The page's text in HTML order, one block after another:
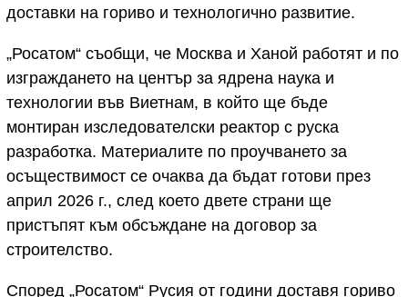
доставки на гориво и технологично развитие.
„Росатом“ съобщи, че Москва и Ханой работят и по
изграждането на център за ядрена наука и
технологии във Виетнам, в който ще бъде
монтиран изследователски реактор с руска
разработка. Материалите по проучването за
осъществимост се очаква да бъдат готови през
април 2026 г., след което двете страни ще
пристъпят към обсъждане на договор за
строителство.
Според „Росатом“ Русия от години доставя гориво